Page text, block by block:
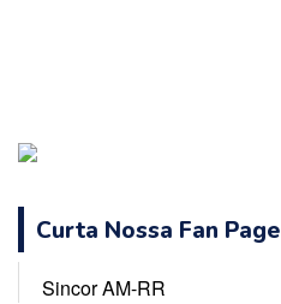
Curta Nossa Fan Page
Sincor AM-RR